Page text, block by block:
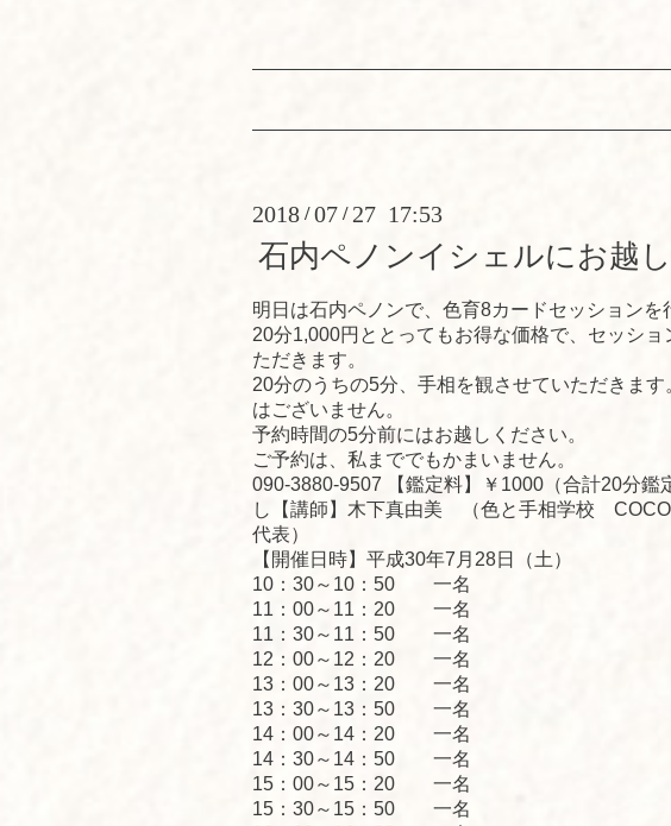
2018 /07 / 27 17:53
石内ペノンイシェルにお越
明日は石内ペノンで、色育8カードセッションを
20分1,000円ととってもお得な価格で、セッショ
ただきます。
20分のうちの5分、手相を観させていただきます
はございません。
予約時間の5分前にはお越しください。
ご予約は、私まででもかまいません。
090-3880-9507 【鑑定料】￥1000（合計20分鑑
し【講師】木下真由美 （色と手相学校
代表）
【開催日時】平成30年7月28日（土）
10：30～10：50 一名
11：00～11：20 一名
11：30～11：50 一名
12：00～12：20 一名
13：00～13：20 一名
13：30～13：50 一名
14：00～14：20 一名
14：30～14：50 一名
15：00～15：20 一名
15：30～15：50 一名